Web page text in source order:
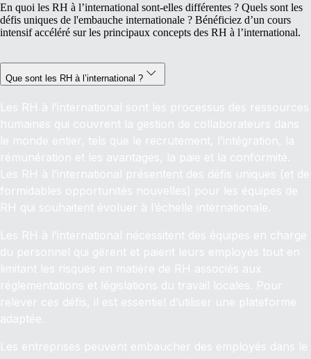
En quoi les RH à l’international sont-elles différentes ? Quels sont les
défis uniques de l'embauche internationale ? Bénéficiez d’un cours
intensif accéléré sur les principaux concepts des RH à l’international.
Que sont les RH à l’international ?
Les RH à l’international sont les processus des ressources
humaines qui couvrent la gestion de collaborateurs dans
le monde entier, tels que le recrutement, l’intégration, la
rémunération et les avantages, la paie et la conformité.
Les RH à l’international présentent des défis uniques (et de
formidables opportunités nouvelles) pour les équipes de
RH qui souhaitent évoluer à l’échelle internationale.
Les RH à l’international nécessitent des équipes en charge
du personnel qui gèrent et paient leurs employés tout en
limitant les risques en matière de RH associés aux
réglementations et législations du travail locales. Pour
relever ces défis, il est essentiel d’utiliser une plateforme
adaptée.
Les entreprises peuvent embaucher des employés dans le